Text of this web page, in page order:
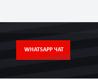
WHATSAPP ЧАТ